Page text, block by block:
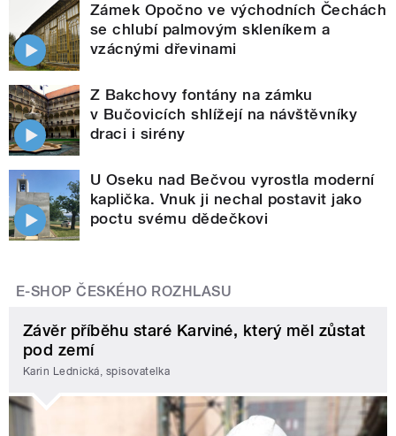
Zámek Opočno ve východních Čechách
se chlubí palmovým skleníkem a
vzácnými dřevinami
Z Bakchovy fontány na zámku
v Bučovicích shlížejí na návštěvníky
draci i sirény
U Oseku nad Bečvou vyrostla moderní
kaplička. Vnuk ji nechal postavit jako
poctu svému dědečkovi
E-SHOP ČESKÉHO ROZHLASU
Závěr příběhu staré Karviné, který měl zůstat
pod zemí
Karin Lednická, spisovatelka